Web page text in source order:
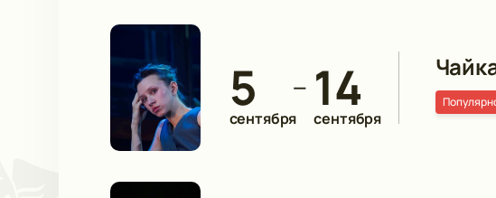
5
сентября
— 14
сентября